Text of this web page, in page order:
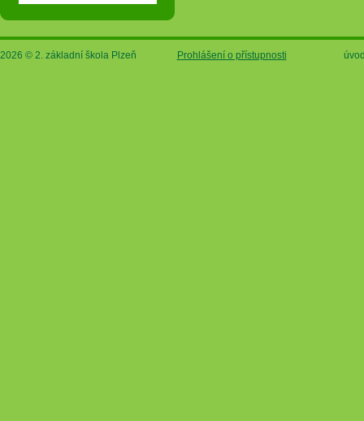
2026 © 2. základní škola Plzeň Prohlášení o přístupnosti